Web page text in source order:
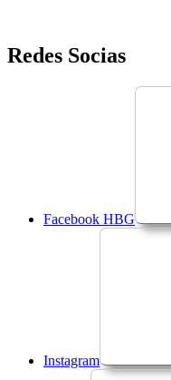
Saltar
para
Redes Socias
Facebook HBG
Instagram